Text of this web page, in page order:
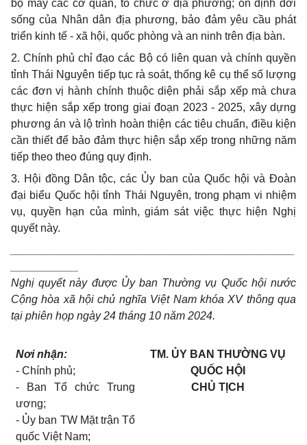
bộ máy các cơ quan, tổ chức ở địa phương; ổn định đời
sống của Nhân dân địa phương, bảo đảm yêu cầu phát
triển kinh tế - xã hội, quốc phòng và an ninh trên địa bàn.
2. Chính phủ chỉ đạo các Bộ có liên quan và chính quyền
tỉnh Thái Nguyên tiếp tục rà soát, thống kê cụ thể số lượng
các đơn vị hành chính thuộc diện phải sắp xếp mà chưa
thực hiện sắp xếp trong giai đoạn 2023 - 2025, xây dựng
phương án và lộ trình hoàn thiện các tiêu chuẩn, điều kiện
cần thiết để bảo đảm thực hiện sắp xếp trong những năm
tiếp theo theo đúng quy định.
3. Hội đồng Dân tộc, các Ủy ban của Quốc hội và Đoàn
đại biểu Quốc hội tỉnh Thái Nguyên, trong phạm vi nhiệm
vụ, quyền hạn của mình, giám sát việc thực hiện Nghị
quyết này.
Nghị quyết này được Ủy ban Thường vụ Quốc hội nước
Cộng hòa xã hộichủ nghĩa Việt Nam khóa XV thông qua
tại phiên họp ngày 24 tháng 10 năm 2024.
Nơi nhận:
- Chính phủ;
- Ban Tổ chức Trung
ương;
- Ủy ban TW Mặt trận Tổ
quốc Việt Nam;
TM. ỦY BAN THƯỜNG VỤ
QUỐC HỘI
CHỦ TỊCH